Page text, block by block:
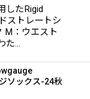
したRigid
ストレートシ
M：ウエスト
た…
ソックス-24秋